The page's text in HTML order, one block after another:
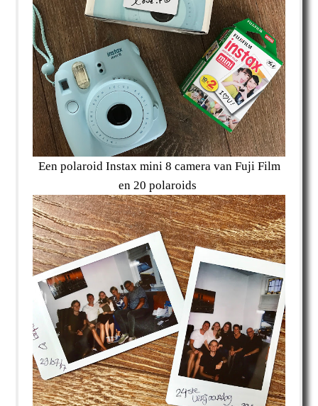
Een polaroid Instax mini 8 camera van Fuji Film
en 20 polaroids